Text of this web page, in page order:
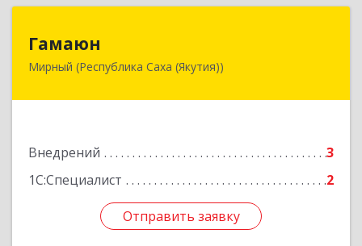
Гамаюн
Мирный (Республика Саха (Якутия))
Внедрений
3
1С:Специалист
2
Отправить заявку
678170, Саха /Якутия/ Респ, Мирнинский у,
Подробнее
Отправить заявку